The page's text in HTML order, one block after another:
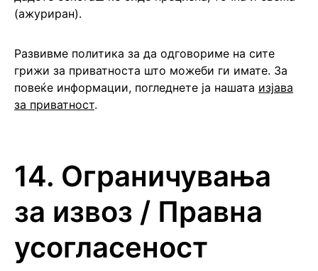
(ажуриран).
Развивме политика за да одговориме на сите
грижи за приватноста што можеби ги имате. За
повеќе информации, погледнете ја нашата изјава
за приватност.
14. Ограничувања
за извоз / Правна
усогласеност